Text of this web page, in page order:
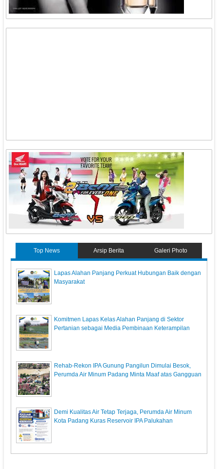
Top News Arsip Berita Galeri Photo
Lapas Alahan Panjang Perkuat Hubungan Baik dengan
Masyarakat
Komitmen Lapas Kelas Alahan Panjang di Sektor
Pertanian sebagai Media Pembinaan Keterampilan
Rehab-Rekon IPA Gunung Pangilun Dimulai Besok,
Perumda Air Minum Padang Minta Maaf atas Gangguan
Demi Kualitas Air Tetap Terjaga, Perumda Air Minum
Kota Padang Kuras Reservoir IPA Palukahan